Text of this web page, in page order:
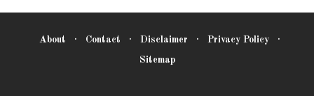
About Contact Disclaimer Privacy Policy
Sitemap